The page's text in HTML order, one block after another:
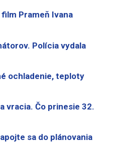
Prameň Ivana
Polícia vydala
ochladenie, teploty
vracia. Čo prinesie 32.
sa do plánovania